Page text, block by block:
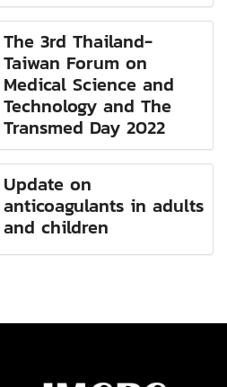
The 3rd Thailand-
Taiwan Forum on
Medical Science and
Technology and The
Transmed Day 2022
Update on
anticoagulants in adults
and children